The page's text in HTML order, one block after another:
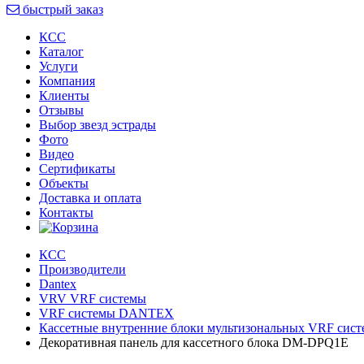
быстрый заказ
КСС
Каталог
Услуги
Компания
Клиенты
Oтзывы
Выбор звезд эстрады
Фото
Видео
Сертификаты
Объекты
Доставка и оплата
Контакты
КСС
Производители
Dantex
VRV VRF системы
VRF системы DANTEX
Кассетные внутренние блоки мультизональных VRF
Декоративная панель для кассетного блока DM-DPQ1E